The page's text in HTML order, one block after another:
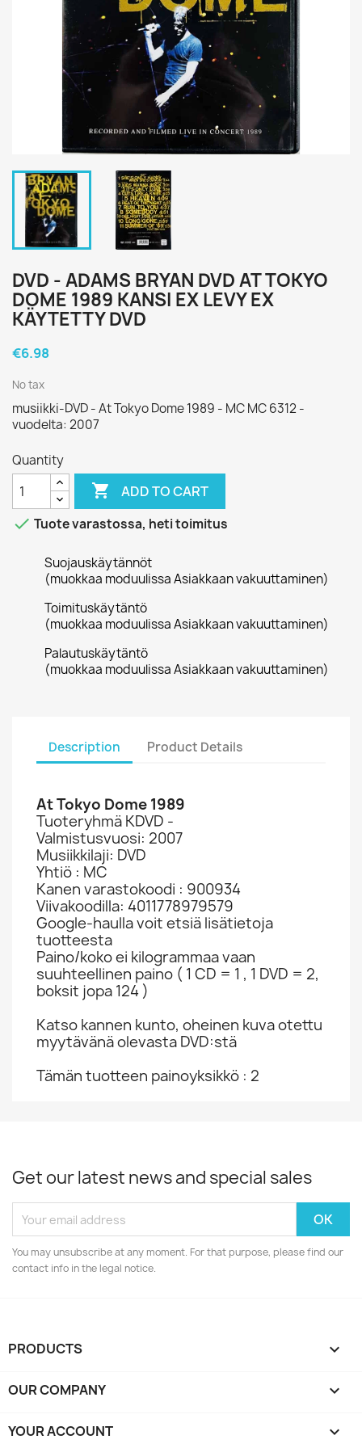
DVD - ADAMS BRYAN DVD AT TOKYO
DOME 1989 KANSI EX LEVY EX
KÄYTETTY DVD
€6.98
No tax
musiikki-DVD - At Tokyo Dome 1989 - MC MC 6312 -
vuodelta: 2007
Quantity
 ADD TO CART
 Tuote varastossa, heti toimitus
Suojauskäytännöt
(muokkaa moduulissa Asiakkaan vakuuttaminen)
Toimituskäytäntö
(muokkaa moduulissa Asiakkaan vakuuttaminen)
Palautuskäytäntö
(muokkaa moduulissa Asiakkaan vakuuttaminen)
Description Product Details
At Tokyo Dome 1989
Tuoteryhmä KDVD -
Valmistusvuosi: 2007
Musiikkilaji: DVD
Yhtiö : MC
Kanen varastokoodi : 900934
Viivakoodilla: 4011778979579
Google-haulla voit etsiä lisätietoja
tuotteesta
Paino/koko ei kilogrammaa vaan
suuhteellinen paino ( 1 CD = 1 , 1 DVD = 2,
boksit jopa 124 )
Katso kannen kunto, oheinen kuva otettu
myytävänä olevasta DVD:stä
Tämän tuotteen painoyksikkö : 2
Get our latest news and special sales
You may unsubscribe at any moment. For that purpose, please find our
contact info in the legal notice.
PRODUCTS 
OUR COMPANY 
YOUR ACCOUNT 